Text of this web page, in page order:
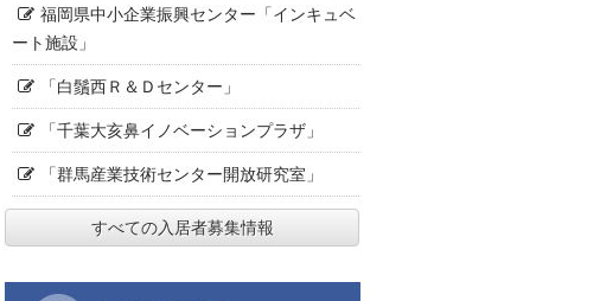
福岡県中小企業振興センター「インキュベ
ート施設」
「白鬚西Ｒ＆Ｄセンター」
「千葉大亥鼻イノベーションプラザ」
「群馬産業技術センター開放研究室」
すべての入居者募集情報